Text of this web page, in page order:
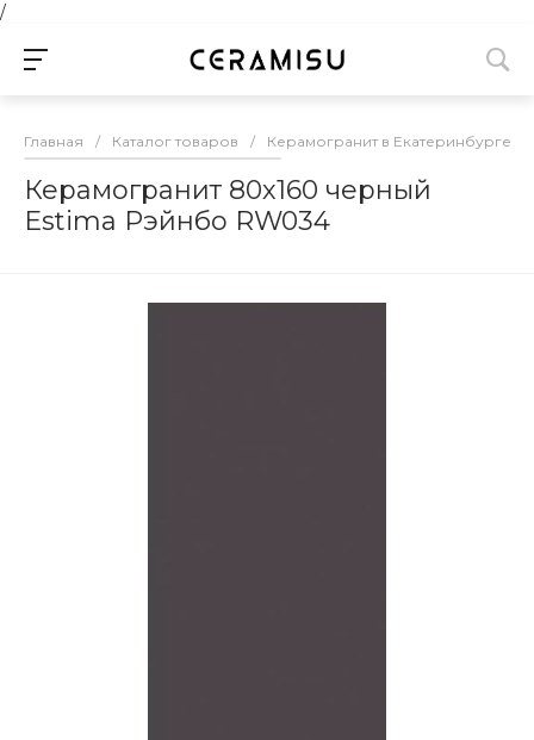
/
Главная / Каталог товаров / Керамогранит в Екатеринбурге
Керамогранит 80х160 черный
Estima Рэйнбо RW034